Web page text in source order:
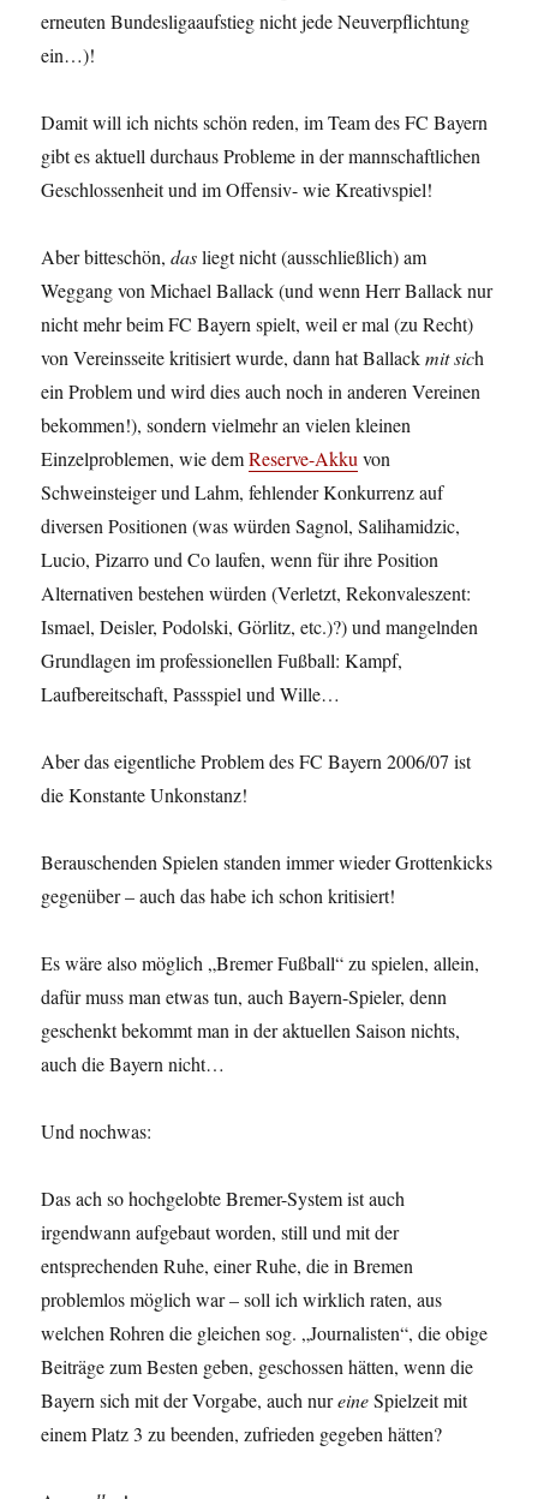
erneuten Bundesligaaufstieg nicht jede Neuverpflichtung
ein…)!
Damit will ich nichts schön reden, im Team des FC Bayern
gibt es aktuell durchaus Probleme in der mannschaftlichen
Geschlossenheit und im Offensiv- wie Kreativspiel!
Aber bitteschön,dasliegt nicht (ausschließlich) am
Weggang von Michael Ballack (und wenn Herr Ballack nur
nicht mehr beim FC Bayern spielt, weil er mal (zu Recht)
von Vereinsseite kritisiert wurde, dann hat Ballackmit sich
ein Problem und wird dies auch noch in anderen Vereinen
bekommen!), sondern vielmehr an vielen kleinen
Einzelproblemen, wie demReserve-Akkuvon
Schweinsteiger und Lahm, fehlender Konkurrenz auf
diversen Positionen (was würden Sagnol, Salihamidzic,
Lucio, Pizarro und Co laufen, wenn für ihre Position
Alternativen bestehen würden (Verletzt, Rekonvaleszent:
Ismael, Deisler, Podolski, Görlitz, etc.)?) und mangelnden
Grundlagen im professionellen Fußball: Kampf,
Laufbereitschaft, Passspiel und Wille…
Aber das eigentliche Problem des FC Bayern 2006/07 ist
die Konstante Unkonstanz!
Berauschenden Spielen standen immer wieder Grottenkicks
gegenüber – auch das habe ich schon kritisiert!
Es wäre also möglich „Bremer Fußball“ zu spielen, allein,
dafür muss man etwas tun, auch Bayern-Spieler, denn
geschenkt bekommt man in der aktuellen Saison nichts,
auch die Bayern nicht…
Und nochwas:
Das ach so hochgelobte Bremer-System ist auch
irgendwann aufgebaut worden, still und mit der
entsprechenden Ruhe, einer Ruhe, die in Bremen
problemlos möglich war – soll ich wirklich raten, aus
welchen Rohren die gleichen sog. „Journalisten“, die obige
Beiträge zum Besten geben, geschossen hätten, wenn die
Bayern sich mit der Vorgabe, auch nureineSpielzeit mit
einem Platz 3 zu beenden, zufrieden gegeben hätten?